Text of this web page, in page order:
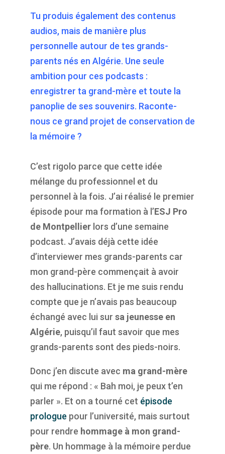
Tu produis également des contenus
audios, mais de manière plus
personnelle autour de tes grands-
parents nés en Algérie. Une seule
ambition pour ces podcasts :
enregistrer ta grand-mère et toute la
panoplie de ses souvenirs. Raconte-
nous ce grand projet de conservation de
la mémoire ?
C’est rigolo parce que cette idée
mélange du professionnel et du
personnel à la fois. J’ai réalisé le premier
épisode pour ma formation à l’ESJ Pro
de Montpellierlors d’une semaine
podcast. J’avais déjà cette idée
d’interviewer mes grands-parents car
mon grand-père commençait à avoir
des hallucinations. Et je me suis rendu
compte que je n’avais pas beaucoup
échangé avec lui sur sa jeunesse en
Algérie, puisqu’il faut savoir que mes
grands-parents sont des pieds-noirs.
Donc j’en discute avec ma grand-mère
qui me répond : « Bah moi, je peux t’en
parler ». Et on a tourné cet épisode
prologue pour l’université, mais surtout
pour rendre hommage à mon grand-
père. Un hommage à la mémoire perdue